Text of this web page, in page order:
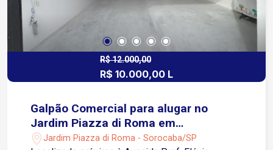
R$ 12.000,00
R$ 10.000,00 L
Galpão Comercial para alugar no
Jardim Piazza di Roma em
Sorocaba/SP
Jardim Piazza di Roma - Sorocaba/SP